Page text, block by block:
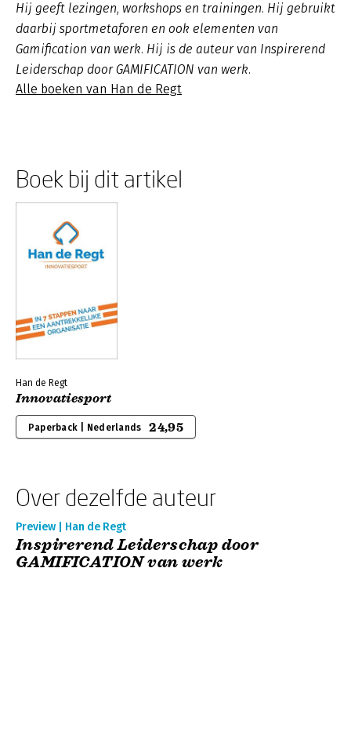
Hij geeft lezingen, workshops en trainingen. Hij gebruikt
daarbij sportmetaforen en ook elementen van
Gamification van werk. Hij is de auteur van Inspirerend
Leiderschap door GAMIFICATION van werk.
Alle boeken van Han de Regt
Boek bij dit artikel
Han de Regt
Innovatiesport
Paperback | Nederlands 24,95
Over dezelfde auteur
Preview | Han de Regt
Inspirerend Leiderschap door
GAMIFICATION van werk